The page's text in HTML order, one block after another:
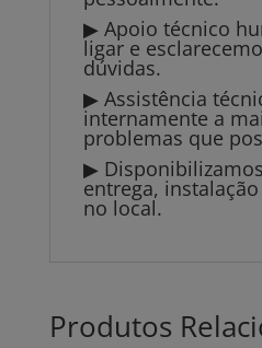
▶ Apoio técnico
ligar e
dúvidas.
▶ Assistência
internamente a
problemas que
▶
entrega,
no local.
Produtos